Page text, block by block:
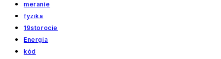
meranie
fyzika
19storocie
Energia
kód